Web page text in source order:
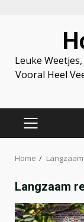
Leuke
Vooral Heel
PRIMARY
Home
Langzaam